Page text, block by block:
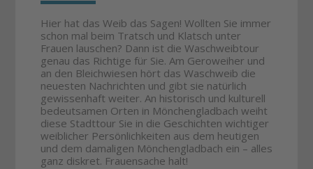
Hier hat das Weib das Sagen! Wollten Sie immer
schon mal beim Tratsch und Klatsch unter
Frauen lauschen? Dann ist die Waschweibtour
genau das Richtige für Sie. Am Geroweiher und
an den Bleichwiesen hört das Waschweib die
neuesten Nachrichten und gibt sie natürlich
gewissenhaft weiter. An historisch und kulturell
bedeutsamen Orten in Mönchengladbach weiht
diese Stadttour Sie in die Geschichten wichtiger
weiblicher Persönlichkeiten aus dem heutigen
und dem damaligen Mönchengladbach ein – alles
ganz diskret. Frauensache halt!